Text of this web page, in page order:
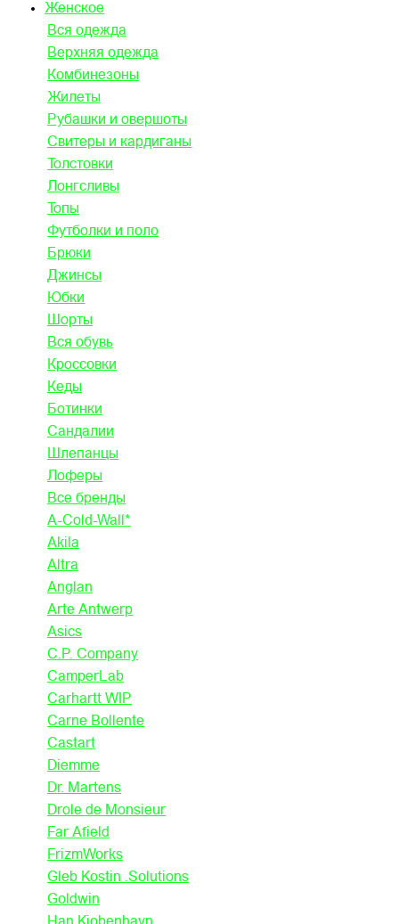
Женское
Вся одежда
Верхняя одежда
Комбинезоны
Жилеты
Рубашки и овершоты
Свитеры и кардиганы
Толстовки
Лонгсливы
Топы
Футболки и поло
Брюки
Джинсы
Юбки
Шорты
Вся обувь
Кроссовки
Кеды
Ботинки
Сандалии
Шлепанцы
Лоферы
Все бренды
A-Cold-Wall*
Akila
Altra
Anglan
Arte Antwerp
Asics
C.P. Company
CamperLab
Carhartt WIP
Carne Bollente
Castart
Diemme
Dr. Martens
Drole de Monsieur
Far Afield
FrizmWorks
Gleb Kostin .Solutions
Goldwin